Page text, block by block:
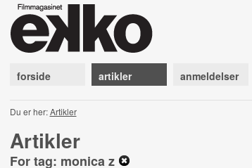
forside artikler anmeldelser
Du er her:Artikler
Artikler
For tag: monica z